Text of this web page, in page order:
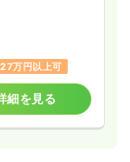
万円以上可
細を見る